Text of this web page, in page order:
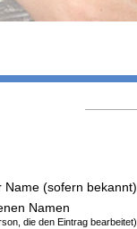
Name (sofern bekannt)
Namen
die den Eintrag bearbeitet)